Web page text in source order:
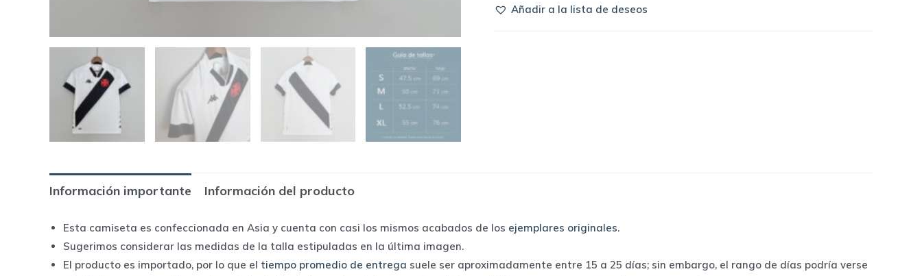
da Añadir a la lista de deseos
Información importante Información del producto
Esta camiseta es confeccionada en Asia y cuenta con casi los mismos acabados de los ejemplares originales.
Sugerimos considerar las medidas de la talla estipuladas en la última imagen.
El producto es importado, por lo que el tiempo promedio de entrega suele ser aproximadamente entre 15 a 25 días; sin embargo, el rango de días podría verse